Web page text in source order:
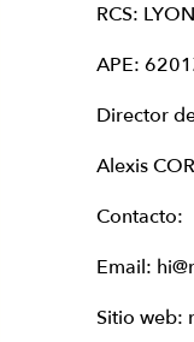
RCS:
APE:
Director
Alexis
Contacto:
Email:
Sitio web: